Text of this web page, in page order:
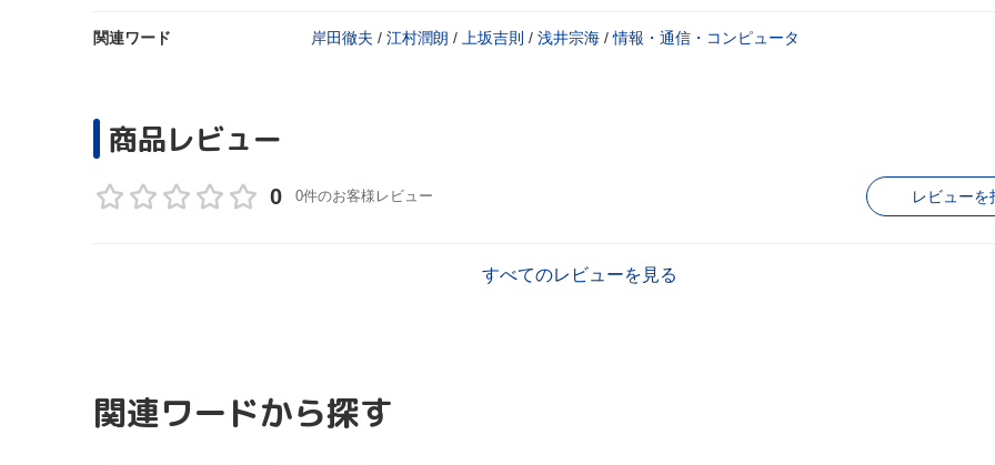
関連ワード 岸田徹夫 / 江村潤朗 / 上坂吉則 / 浅井宗海 /情報・通信・コンピュータ
商品レビュー
0 0件のお客様レビュー レビューを
すべてのレビューを見る
関連ワードから探す